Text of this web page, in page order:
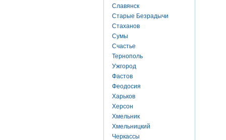
Славянск
Старые Безрадычи
Стаханов
Сумы
Счастье
Тернополь
Ужгород
Фастов
Феодосия
Харьков
Херсон
Хмельник
Хмельницкий
Черкассы